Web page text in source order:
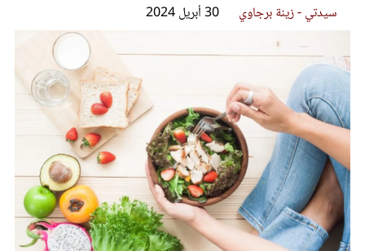
سيدتي - زينة برجاوي 30 أبريل 2024
سيدتي وطفلك
لايف ستايل
فيديو
مطبخ سيدتي
مقالات الرأي
ستايل
تقارير
عروس سيدتي